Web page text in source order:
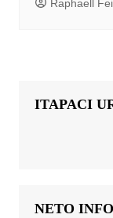
Raphaell
ITAPACI
NETO